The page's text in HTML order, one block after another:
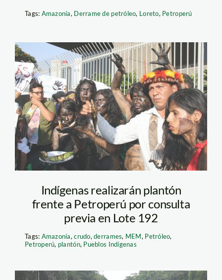
Tags: Amazonía, Derrame de petróleo, Loreto, Petroperú
Indígenas realizarán plantón
frente a Petroperú por consulta
previa en Lote 192
Tags: Amazonía,crudo,derrames, MEM, Petróleo,
Petroperú, plantón, Pueblos Indígenas